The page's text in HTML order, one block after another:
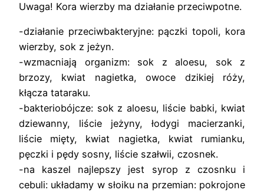
Uwaga! Kora wierzby ma działanie przeciwpotne.
-działanie przeciwbakteryjne: pączki topoli, kora
wierzby, sok z jeżyn.
-wzmacniają organizm: sok z aloesu, sok z
brzozy, kwiat nagietka, owoce dzikiej róży,
kłącza tataraku.
-bakteriobójcze: sok z aloesu, liście babki, kwiat
dziewanny, liście jeżyny, łodygi macierzanki,
liście mięty, kwiat nagietka, kwiat rumianku,
pęczki i pędy sosny, liście szałwii, czosnek.
-na kaszel najlepszy jest syrop z czosnku i
cebuli: układamy w słoiku na przemian: pokrojone